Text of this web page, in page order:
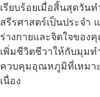
เรียบร้อยเมื่อสิ้นสุดวัน
สรีรศาสตร์เป็นประจำ
ร่างกายและจิตใจขอ
เพิ่มชีวิตชีวาให้กับมุม
ควบคุมอุณหภูมิที่เหมา
เนื่อง